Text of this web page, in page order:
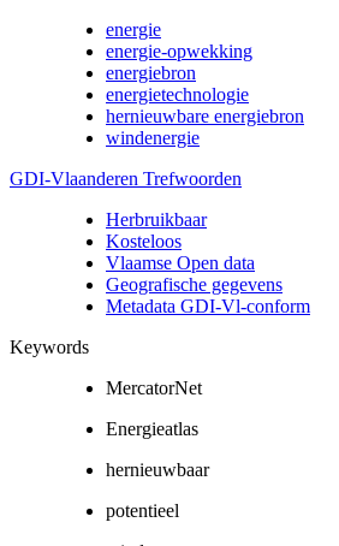
energie
energie-opwekking
energiebron
energietechnologie
hernieuwbare energiebron
windenergie
GDI-Vlaanderen Trefwoorden
Herbruikbaar
Kosteloos
Vlaamse Open data
Geografische gegevens
Metadata GDI-Vl-conform
Keywords
MercatorNet
Energieatlas
hernieuwbaar
potentieel